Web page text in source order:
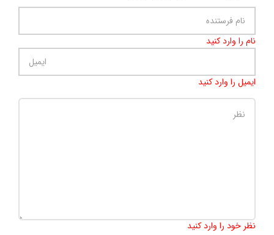
نام را وارد کنید
ایمیل را وارد کنید
نظر خود را وارد کنید